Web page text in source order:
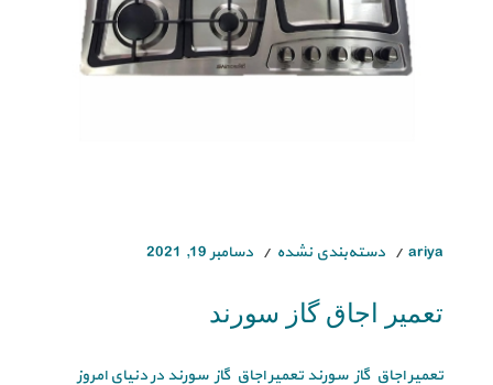
ariya دسته‌بندی نشده دسامبر 19, 2021
تعمیر اجاق گاز سورند
تعمیر اجاق گاز سورند تعمیر اجاق گاز سورند در دنیای امروز